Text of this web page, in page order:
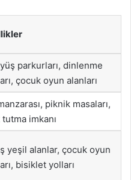
parkurları, dinlenme
çocuk oyun alanları
piknik masaları,
tutma imkanı
yeşil alanlar, çocuk oyun
bisiklet yolları